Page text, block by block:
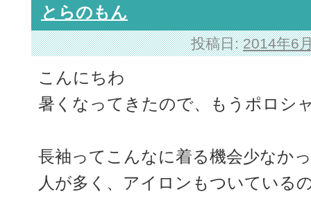
とらのもん
投稿日: 2014年6
こんにちわ
暑くなってきたので、もうポロシ
長袖ってこんなに着る機会少なか
人が多く、アイロンもついている